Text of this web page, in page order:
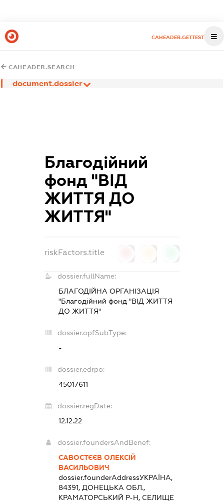
CAHEADER.GETTEST
CAHEADER.SEARCH
document.dossier
Благодійний
фонд "ВІД
ЖИТТЯ ДО
ЖИТТЯ"
riskFactors.title
dossier.fullName:
БЛАГОДІЙНА ОРГАНІЗАЦІЯ
"Благодійний фонд "ВІД ЖИТТЯ
ДО ЖИТТЯ"
dossier.opfSubType:
-
dossier.edrpo:
45017611
dossier.regDate:
12.12.22
dossier.foundersAndBenef:
САВОСТЄЄВ ОЛЕКСІЙ
ВАСИЛЬОВИЧ
dossier.founderAddressУКРАЇНА,
84391, ДОНЕЦЬКА ОБЛ.,
КРАМАТОРСЬКИЙ Р-Н, СЕЛИЩЕ